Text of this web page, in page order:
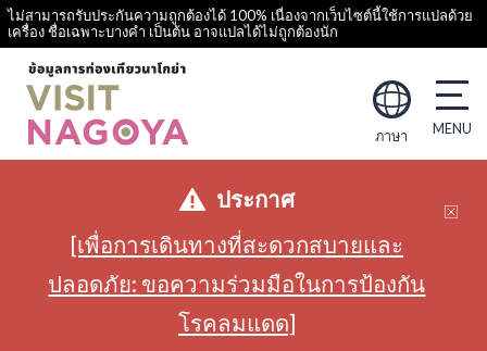
ไม่สามารถรับประกันความถูกต้องได้ 100% เนื่องจากเว็บไซต์นี้ใช้การแปลด้วย
เครื่อง ชื่อเฉพาะบางคำ เป็นต้น อาจแปลได้ไม่ถูกต้องนัก
ภาษา
ประกาศ
[เพื่อการเดินทางที่สะดวกสบายและ
ปลอดภัย: ขอความร่วมมือในการป้องกัน
โรคลมแดด]